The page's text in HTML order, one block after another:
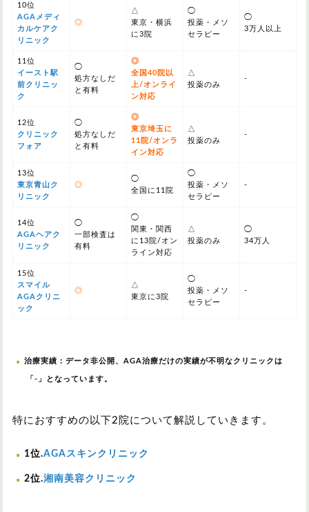
10位
AGAメディ
カルケアク
リニック
◎
△
東京・横浜
に3院
◯
投薬・メソ
セラピー
◯
3万人以上
11位
イースト駅
前クリニッ
ク
◯
処方なしだ
と有料
◎
全国40院以
上/オンライ
ン対応
△
投薬のみ
-
12位
クリニック
フォア
◯
処方なしだ
と有料
◎
東京埼玉に
11院/オンラ
イン対応
△
投薬のみ
-
13位
東京青山ク
リニック
◎
◯
全国に11院
◯
投薬・メソ
セラピー
-
14位
AGAヘアク
リニック
◯
一部検査は
有料
◯
関東・関西
に13院/オン
ライン対応
△
投薬のみ
◯
34万人
15位
スマイル
AGAクリニ
ック
◎
△
東京に3院
◯
投薬・メソ
セラピー
-
治療実績：データ非公開、AGA治療だけの実績が不明なクリニックは
「-」となっています。
特におすすめの以下2院について解説していきます。
1位.AGAスキンクリニック
2位.湘南美容クリニック